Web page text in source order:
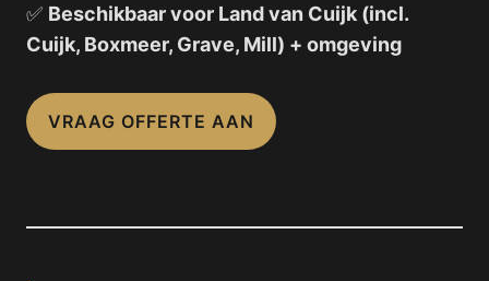
✅ Beschikbaar voor Land van Cuijk (incl.
Cuijk, Boxmeer, Grave, Mill) + omgeving
VRAAG OFFERTE AAN